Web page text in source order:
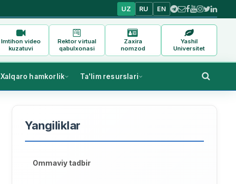
UZ RU EN
Imtihon video
kuzatuvi
Rektor virtual
qabulxonasi
Zaxira
nomzod
Yashil
Universitet
Xalqaro hamkorlik Ta'lim resurslari
Yangiliklar
Ommaviy tadbir